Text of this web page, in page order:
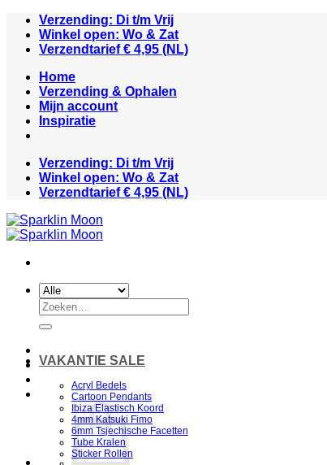
naar
inhoud
Verzending: Di t/m Vrij
Winkel open: Wo & Zat
Verzendtarief € 4,95 (NL)
Home
Verzending & Ophalen
Mijn account
Inspiratie
Verzending: Di t/m Vrij
Winkel open: Wo & Zat
Verzendtarief € 4,95 (NL)
Zoeken
naar:
VAKANTIE SALE
Acryl Bedels
Cartoon Pendants
Ibiza Elastisch Koord
4mm Katsuki Fimo
6mm Tsjechische Facetten
Tube Kralen
Sticker Rollen